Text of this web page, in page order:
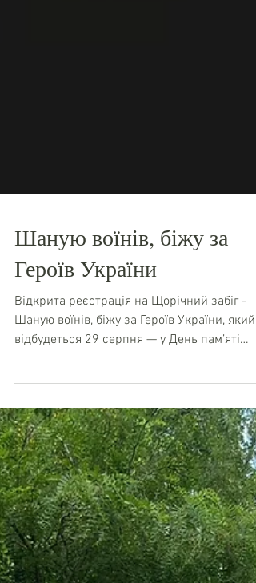
Шаную воїнів, біжу за
Героїв України
наших захисників і захисниць, які віддали
життя за Україну. Для нашої команди СЦ
«Перспектива-Оболонь» велика честь
долучитися до організаційного комітету
цього важливого проєкту. Забіг
започаткували у 2018 році батько
Героя, «кіборга» Олексія Дурмасенка —
Дурмасенко ГО "СЛАВЕТНІ ЕПОХИ
а також Таїсія Братасюк і Дмитро Примач